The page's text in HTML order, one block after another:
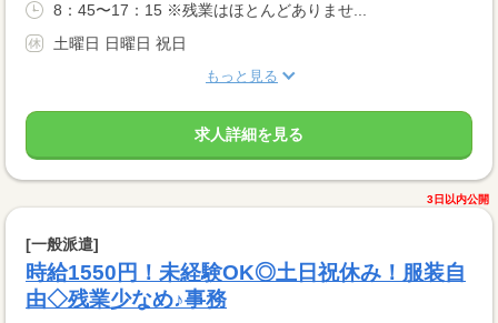
8：45〜17：15 ※残業はほとんどありませ...
土曜日 日曜日 祝日
もっと見る
求人詳細を見る
3日以内公開
[一般派遣]
時給1550円！未経験OK◎土日祝休み！服装自
由◇残業少なめ♪事務